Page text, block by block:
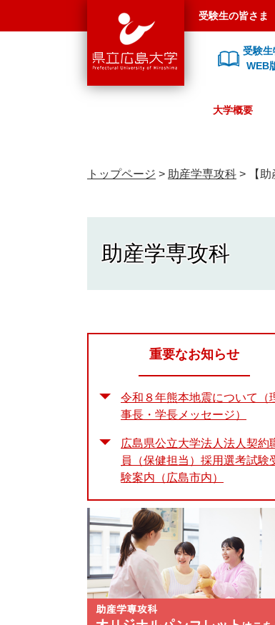
島
大
受験生の皆さま
受験生
WEB
大学概要
トップページ > 助産学専攻科 > 【
助産学専攻科
重要なお知らせ
令和８年熊本地震について（
事長・学長メッセージ）
広島県公立大学法人法人契約
員（保健担当）採用選考試験
験案内（広島市内）